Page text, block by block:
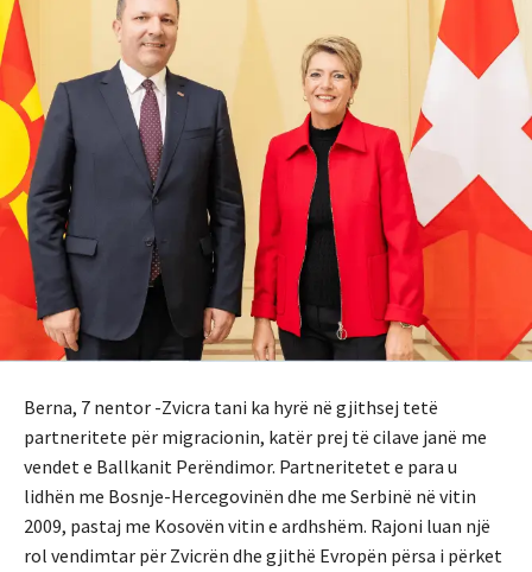
Berna, 7 nentor -Zvicra tani ka hyrë në gjithsej tetë
partneritete për migracionin, katër prej të cilave janë me
vendet e Ballkanit Perëndimor. Partneritetet e para u
lidhën me Bosnje-Hercegovinën dhe me Serbinë në vitin
2009, pastaj me Kosovën vitin e ardhshëm. Rajoni luan një
rol vendimtar për Zvicrën dhe gjithë Evropën përsa i përket